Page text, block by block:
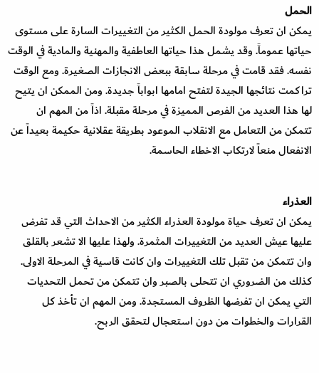
الحمل
يمكن ان تعرف مولودة الحمل الكثير من التغييرات السارة على مستوى
حياتها عموماً. وقد يشمل هذا حياتها العاطفية والمهنية والمادية في الوقت
نفسه. فقد قامت في مرحلة سابقة ببعض الانجازات الصغيرة. ومع الوقت
تراكمت نتائجها الجيدة لتفتح امامها ابواباً جديدة. ومن الممكن ان يتيح
لها هذا العديد من الفرص المميزة في مرحلة مقبلة. اذاً من المهم ان
تتمكن من التعامل مع الانقلاب الموعود بطريقة عقلانية حكيمة بعيداً عن
الانفعال منعاً لارتكاب الاخطاء الحاسمة.
العذراء
يمكن ان تعرف حياة مولودة العذراء الكثير من الاحداث التي قد تفرض
عليها عيش العديد من التغييرات المثمرة. ولهذا عليها الا تشعر بالقلق
وان تتمكن من تقبل تلك التغييرات وان كانت قاسية في المرحلة الاولى.
كذلك من الضروري ان تتحلى بالصبر وان تتمكن من تحمل التحديات
التي يمكن ان تفرضها الظروف المستجدة. ومن المهم ان تأخذ كل
القرارات والخطوات من دون استعجال لتحقق الربح.